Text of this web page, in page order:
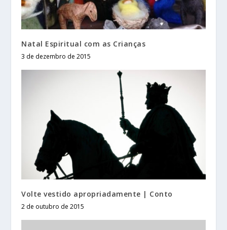
Natal Espiritual com as Crianças
3 de dezembro de 2015
Volte vestido apropriadamente | Conto
2 de outubro de 2015